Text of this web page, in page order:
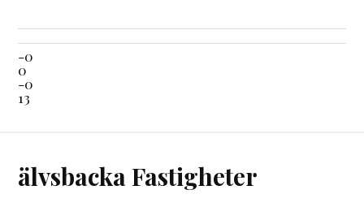
-0
0
-0
13
älvsbacka Fastigheter